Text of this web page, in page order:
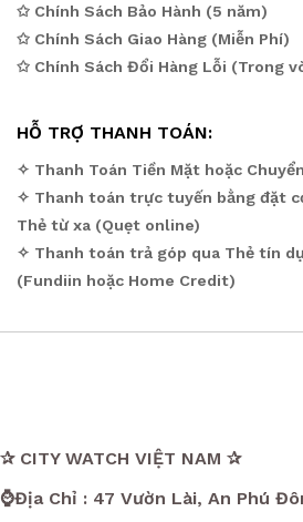
✩ Chính Sách Bảo Hành (5 năm)
✩ Chính Sách Giao Hàng (Miễn Phí)
✩ Chính Sách Đổi Hàng Lỗi (Trong
HỖ TRỢ THANH TOÁN:
✧ Thanh Toán Tiền Mặt hoặc
✧ Thanh toán trực tuyến bằng đặt
Thẻ từ xa (Quẹt online)
✧ Thanh toán trả góp qua Thẻ tín
(Fundiin hoặc Home Credit)
✰ CITY WATCH VIỆT NAM ✰
⌚Địa Chỉ : 47 Vườn Lài, An Phú